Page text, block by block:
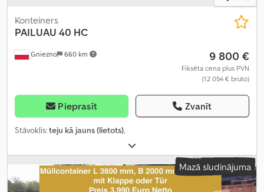
Gniezno 660 km
Konteiners
PAILUAU 40 HC
9 800 €
Fiksēta cena plus PVN
(12 054 € bruto)
Pieprasīt Zvanīt
Stāvoklis:teju kā jauns (lietots),
Mazā sludinājuma